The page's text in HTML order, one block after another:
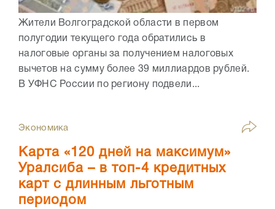
Жители Волгоградской области в первом
полугодии текущего года обратились в
налоговые органы за получением налоговых
вычетов на сумму более 39 миллиардов рублей.
В УФНС России по региону подвели...
Экономика
Карта «120 дней на максимум»
Уралсиба – в топ-4 кредитных
карт с длинным льготным
периодом